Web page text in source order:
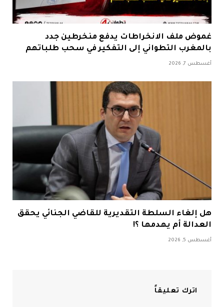
غموض ملف الانخراطات يدفع منخرطين جدد
بالمغرب التطواني إلى التفكير في سحب طلباتهم
أغسطس 7, 2026
هل إلغاء السلطة التقديرية للقاضي الجنائي يحقق
العدالة أم يهدمها ؟!
أغسطس 5, 2026
اترك تعليقاً